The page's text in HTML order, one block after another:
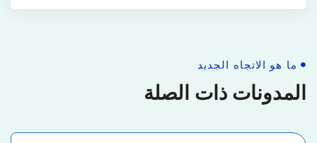
ما هو الاتجاه الجديد
المدونات ذات الصلة